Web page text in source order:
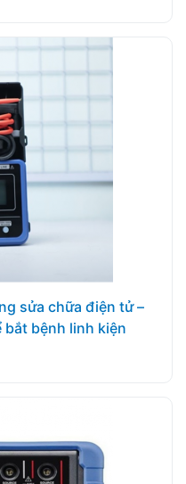
sửa chữa điện tử –
bắt bệnh linh kiện